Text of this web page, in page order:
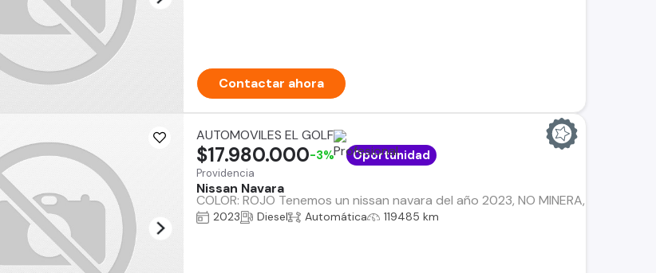
Contactar ahora
AUTOMOVILES EL GOLF
Providencia
Nissan Navara
COLOR: ROJO Tenemos un nissan navara del año 2023, NO MINERA, UNICO
$17.980.000-3% Oportunidad
2023 Diesel Automática 119485 km